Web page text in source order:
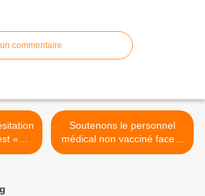
commentaire
«
Soutenons le personnel
médical non vacciné face à
l'obligation vaccinale >